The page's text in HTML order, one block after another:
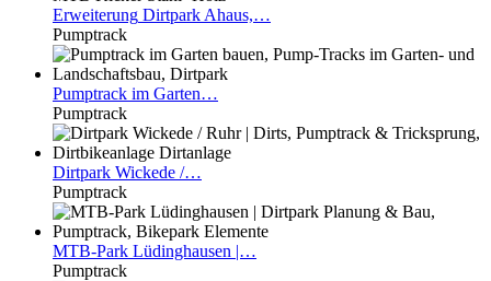
Erweiterung Dirtpark Ahaus,…
Pumptrack
Pumptrack im Garten…
Pumptrack
Dirtpark Wickede /…
Pumptrack
MTB-Park Lüdinghausen |…
Pumptrack